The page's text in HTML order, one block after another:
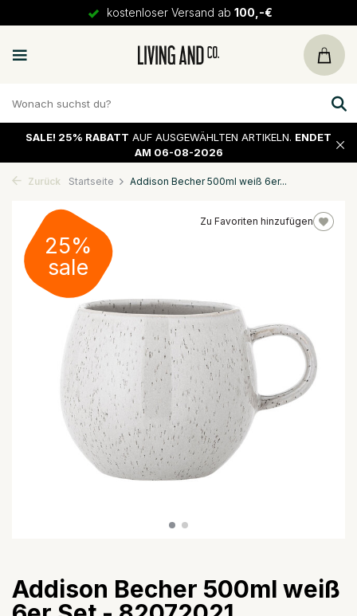
kostenloser Versand ab 100,-€
SALE! 25% RABATT AUF AUSGEWÄHLTEN ARTIKELN. ENDET
AM 06-08-2026
Zurück Startseite Addison Becher 500ml weiß 6er...
Zu Favoriten hinzufügen
25%
sale
Addison Becher 500ml weiß